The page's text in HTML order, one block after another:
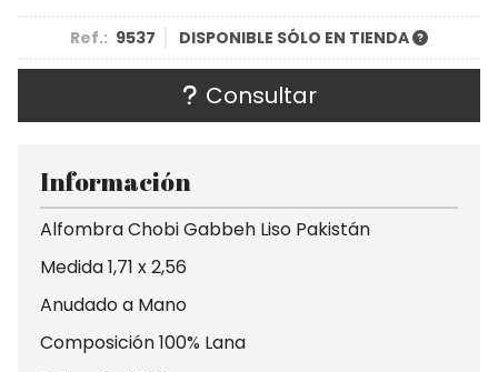
Ref.: 9537 DISPONIBLE SÓLO EN TIENDA
Consultar
Información
Alfombra Chobi Gabbeh Liso Pakistán
Medida 1,71 x 2,56
Anudado a Mano
Composición 100% Lana